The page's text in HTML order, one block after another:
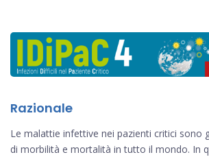
Razionale
Le malattie infettive nei pazienti critici sono
di morbilità e mortalità in tutto il mondo. In